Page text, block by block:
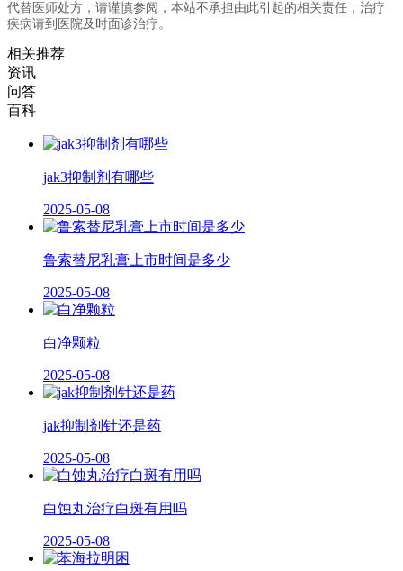
代替医师处方，请谨慎参阅，本站不承担由此引起的相关责任，治疗
疾病请到医院及时面诊治疗。
相关推荐
资讯
问答
百科
jak3抑制剂有哪些
2025-05-08
鲁索替尼乳膏上市时间是多少
2025-05-08
白净颗粒
2025-05-08
jak抑制剂针还是药
2025-05-08
白蚀丸治疗白斑有用吗
2025-05-08